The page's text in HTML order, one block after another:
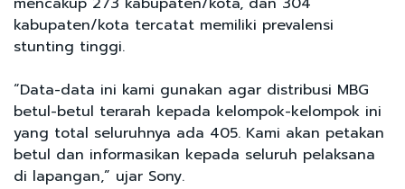
kabupaten/kota tercatat memiliki prevalensi
stunting tinggi.
“Data-data ini kami gunakan agar distribusi MBG
betul-betul terarah kepada kelompok-kelompok ini
yang total seluruhnya ada 405. Kami akan petakan
betul dan informasikan kepada seluruh pelaksana
di lapangan,” ujar Sony.